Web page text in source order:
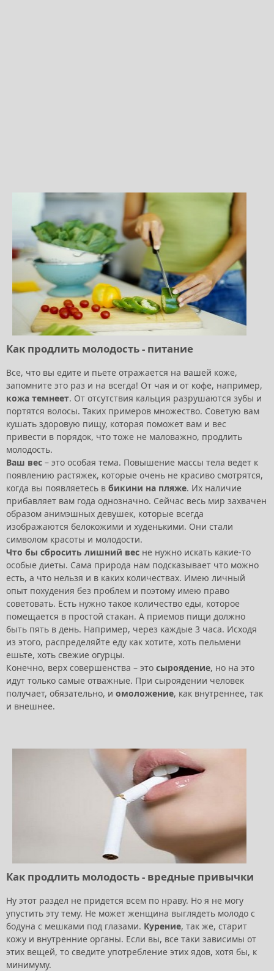
Как продлить молодость - питание
Все, что вы едите и пьете отражается на вашей коже,
запомните это раз и на всегда! От чая и от кофе, например,
кожа темнеет. От отсутствия кальция разрушаются зубы и
портятся волосы. Таких примеров множество. Советую вам
кушать здоровую пищу, которая поможет вам и вес
привести в порядок, что тоже не маловажно, продлить
молодость.
Ваш вес – это особая тема. Повышение массы тела ведет к
появлению растяжек, которые очень не красиво смотрятся,
когда вы появляетесь в бикини на пляже. Их наличие
прибавляет вам года однозначно. Сейчас весь мир захвачен
образом анимэшных девушек, которые всегда
изображаются белокожими и худенькими. Они стали
символом красоты и молодости.
Что бы сбросить лишний вес не нужно искать какие-то
особые диеты. Сама природа нам подсказывает что можно
есть, а что нельзя и в каких количествах. Имею личный
опыт похудения без проблем и поэтому имею право
советовать. Есть нужно такое количество еды, которое
помещается в простой стакан. А приемов пищи должно
быть пять в день. Например, через каждые 3 часа. Исходя
из этого, распределяйте еду как хотите, хоть пельмени
ешьте, хоть свежие огурцы.
Конечно, верх совершенства – это сыроядение, но на это
идут только самые отважные. При сыроядении человек
получает, обязательно, и омоложение, как внутреннее, так
и внешнее.
Как продлить молодость - вредные привычки
Ну этот раздел не придется всем по нраву. Но я не могу
упустить эту тему. Не может женщина выглядеть молодо с
бодуна с мешками под глазами. Курение, так же, старит
кожу и внутренние органы. Если вы, все таки зависимы от
этих вещей, то сведите употребление этих ядов, хотя бы, к
минимуму.